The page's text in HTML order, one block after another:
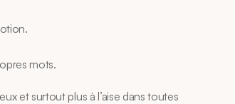
mots.
et surtout plus à l’aise dans toutes